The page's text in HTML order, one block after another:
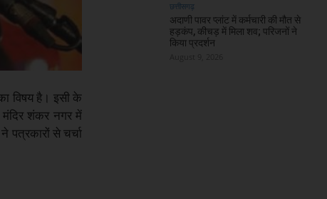
विषय है। इसी के
मंदिर शंकर नगर में
पत्रकारों से चर्चा
छत्तीसगढ़
अदाणी पावर प्लांट में कर्मचारी की मौत से
हड़कंप, कीचड़ में मिला शव; परिजनों ने
किया प्रदर्शन